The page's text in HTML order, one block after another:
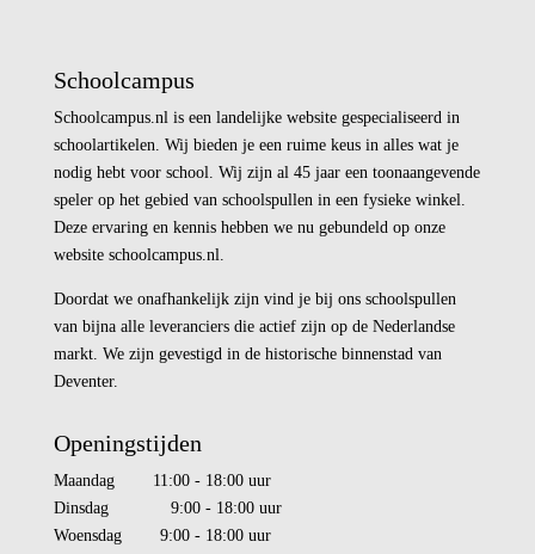
Schoolcampus
Schoolcampus.nl is een landelijke website gespecialiseerd in
schoolartikelen. Wij bieden je een ruime keus in alles wat je
nodig hebt voor school. Wij zijn al 45 jaar een toonaangevende
speler op het gebied van schoolspullen in een fysieke winkel.
Deze ervaring en kennis hebben we nu gebundeld op onze
website schoolcampus.nl.
Doordat we onafhankelijk zijn vind je bij ons schoolspullen
van bijna alle leveranciers die actief zijn op de Nederlandse
markt. We zijn gevestigd in de historische binnenstad van
Deventer.
Openingstijden
Maandag 11:00 - 18:00 uur
Dinsdag 9:00 - 18:00 uur
Woensdag 9:00 - 18:00 uur